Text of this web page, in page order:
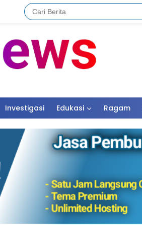
Investigasi Edukasi Ragam